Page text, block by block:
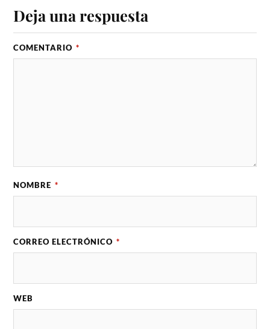
Deja una respuesta
COMENTARIO *
NOMBRE *
CORREO ELECTRÓNICO *
WEB